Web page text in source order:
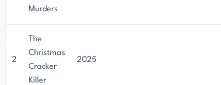
Murders
2
The
Christmas
Cracker
Killer
2025